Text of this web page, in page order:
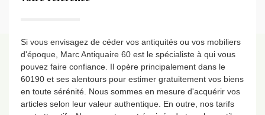
Si vous envisagez de céder vos antiquités ou vos mobiliers
d'époque, Marc Antiquaire 60 est le spécialiste à qui vous
pouvez faire confiance. Il opère principalement dans le
60190 et ses alentours pour estimer gratuitement vos biens
en toute sérénité. Nous sommes en mesure d'acquérir vos
articles selon leur valeur authentique. En outre, nos tarifs